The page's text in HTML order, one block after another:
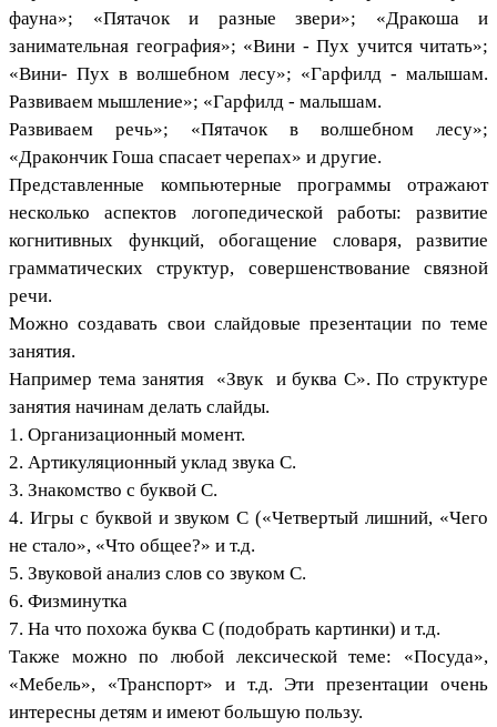
фауна»; «Пятачок и разные звери»; «Дракоша и
занимательная география»; «Вини - Пух учится читать»;
«Вини- Пух в волшебном лесу»; «Гарфилд - малышам.
Развиваем мышление»; «Гарфилд - малышам.
Развиваем речь»; «Пятачок в волшебном лесу»;
«Дракончик Гоша спасает черепах» и другие.
Представленные компьютерные программы отражают
несколько аспектов логопедической работы: развитие
когнитивных функций, обогащение словаря, развитие
грамматических структур, совершенствование связной
речи.
Можно создавать свои слайдовые презентации по теме
занятия.
Например тема занятия «Звук и буква С». По структуре
занятия начинам делать слайды.
1. Организационный момент.
2. Артикуляционный уклад звука С.
3. Знакомство с буквой С.
4. Игры с буквой и звуком С («Четвертый лишний, «Чего
не стало», «Что общее?» и т.д.
5. Звуковой анализ слов со звуком С.
6. Физминутка
7. На что похожа буква С (подобрать картинки) и т.д.
Также можно по любой лексической теме: «Посуда»,
«Мебель», «Транспорт» и т.д. Эти презентации очень
интересны детям и имеют большую пользу.